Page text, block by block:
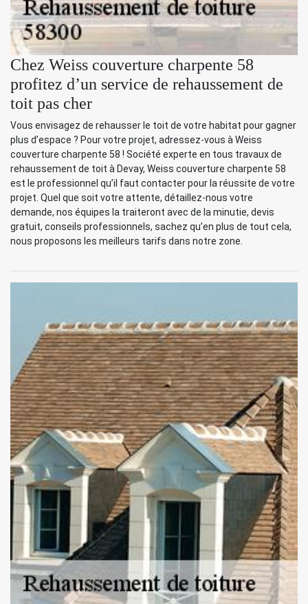
Chez Weiss couverture charpente 58
profitez d’un service de rehaussement de
toit pas cher
Vous envisagez de rehausser le toit de votre habitat pour gagner
plus d’espace ? Pour votre projet, adressez-vous à Weiss
couverture charpente 58 ! Société experte en tous travaux de
rehaussement de toit à Devay, Weiss couverture charpente 58
est le professionnel qu’il faut contacter pour la réussite de votre
projet. Quel que soit votre attente, détaillez-nous votre
demande, nos équipes la traiteront avec de la minutie, devis
gratuit, conseils professionnels, sachez qu’en plus de tout cela,
nous proposons les meilleurs tarifs dans notre zone.